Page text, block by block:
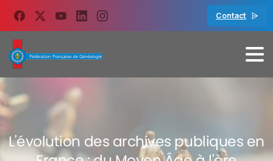
principal
Contact
L'évolution des archives publiques en